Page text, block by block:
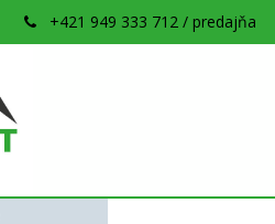
+421 949 333 712 / predajňa